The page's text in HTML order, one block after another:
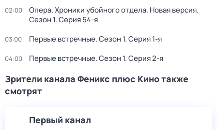
02:00 Опера. Хроники убойного отдела. Новая версия.
Сезон 1. Серия 54-я
03:00 Первые встречные. Сезон 1. Серия 1-я
04:00 Первые встречные. Сезон 1. Серия 2-я
Зрители канала Феникс плюс Кино также
смотрят
Первый канал